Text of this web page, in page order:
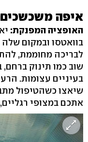
איפה
האופציה המפנקת:
בוואטסו ובמקום
לבריכה מחוממת,
שוב כמו תינוק
בעיניים עצומות.
שיאצו כשהטיפול
אתכם במצופי